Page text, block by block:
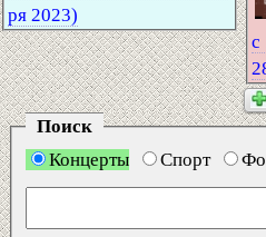
ря 2023)
с
Поиск
Концерты
Спорт